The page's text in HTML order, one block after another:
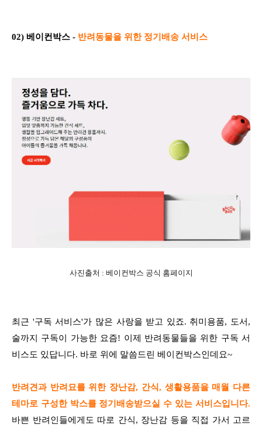
02) 베이컨박스 - 반려동물을 위한 정기배송 서비스
사진출처 : 베이컨박스 공식 홈페이지
최근 '구독 서비스'가 많은 사랑을 받고 있죠. 취미용품, 도서,
술까지 구독이 가능한 요즘! 이제 반려동물들을 위한 구독 서
비스도 있답니다. 바로 위에 말씀드린 베이컨박스인데요~
반려견과 반려묘를 위한 장난감, 간식, 생활용품을 매월 다른
테마로 구성한 박스를 정기배송받으실 수 있는 서비스입니다.
바쁜 반려인들에게도 따로 간식, 장난감 등을 직접 가서 고르